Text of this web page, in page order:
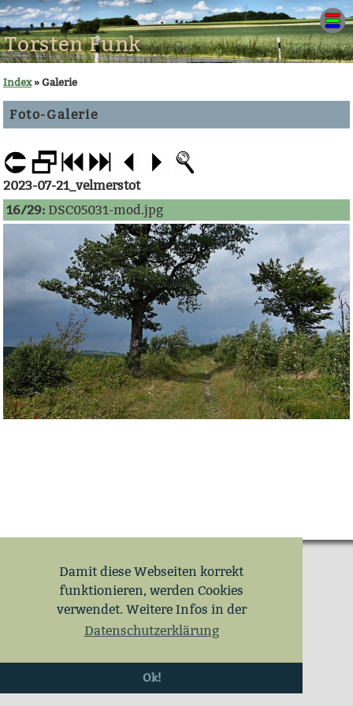
Damit diese Webseiten korrekt
funktionieren, werden Cookies
verwendet. Weitere Infos in der
Datenschutzerklärung
Ok!
Torsten Funk
Index» Galerie
Foto-Galerie
2023-07-21_velmerstot
16/29: DSC05031-mod.jpg